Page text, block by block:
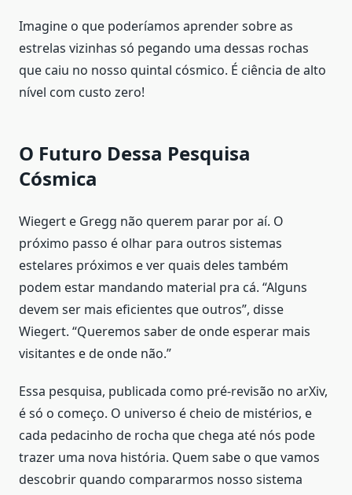
Imagine o que poderíamos aprender sobre as
estrelas vizinhas só pegando uma dessas rochas
que caiu no nosso quintal cósmico. É ciência de alto
nível com custo zero!
O Futuro Dessa Pesquisa
Cósmica
Wiegert e Gregg não querem parar por aí. O
próximo passo é olhar para outros sistemas
estelares próximos e ver quais deles também
podem estar mandando material pra cá. “Alguns
devem ser mais eficientes que outros”, disse
Wiegert. “Queremos saber de onde esperar mais
visitantes e de onde não.”
Essa pesquisa, publicada como pré-revisão no arXiv,
é só o começo. O universo é cheio de mistérios, e
cada pedacinho de rocha que chega até nós pode
trazer uma nova história. Quem sabe o que vamos
descobrir quando compararmos nosso sistema